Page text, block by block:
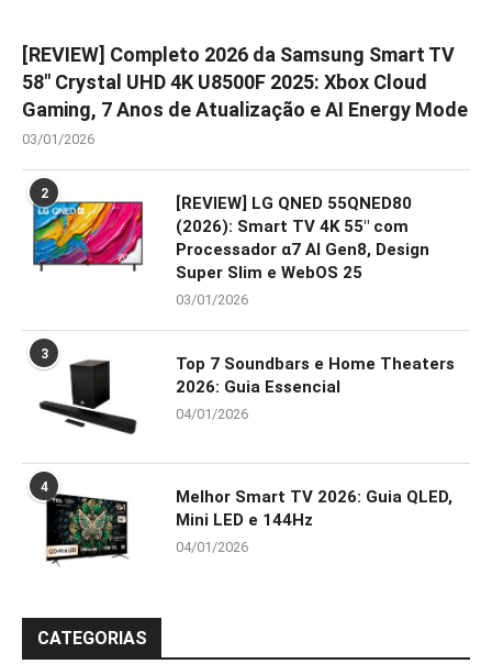
[REVIEW] Completo 2026 da Samsung Smart TV
58″ Crystal UHD 4K U8500F 2025: Xbox Cloud
Gaming, 7 Anos de Atualização e AI Energy Mode
03/01/2026
2
[REVIEW] LG QNED 55QNED80
(2026): Smart TV 4K 55″ com
Processador α7 AI Gen8, Design
Super Slim e WebOS 25
03/01/2026
3
Top 7 Soundbars e Home Theaters
2026: Guia Essencial
04/01/2026
4
Melhor Smart TV 2026: Guia QLED,
Mini LED e 144Hz
04/01/2026
CATEGORIAS